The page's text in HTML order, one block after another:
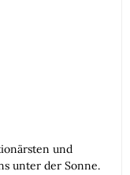
und
unter der Sonne.